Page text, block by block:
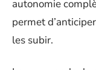
autonomie
permet
les subir.